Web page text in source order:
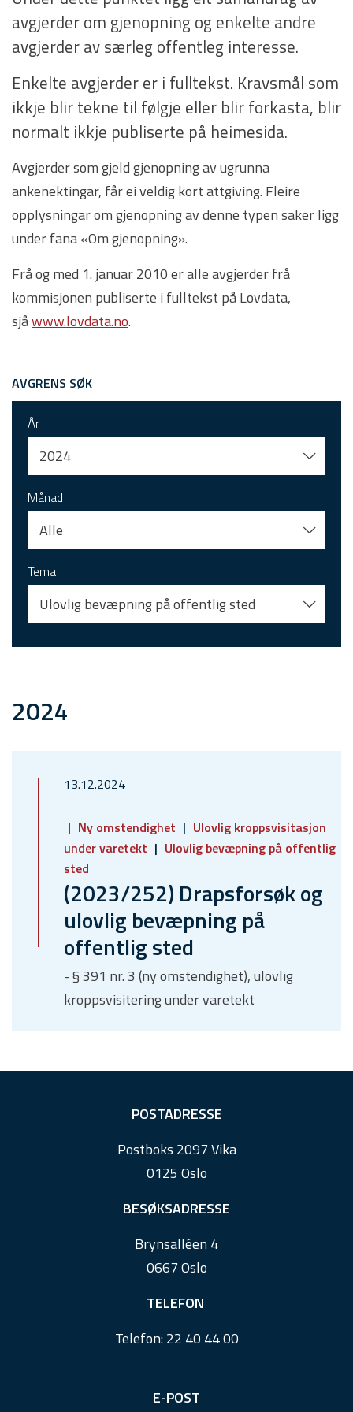
avgjerder om gjenopning og enkelte andre
avgjerder av særleg offentleg interesse.
Enkelte avgjerder er i fulltekst. Kravsmål som
ikkje blir tekne til følgje eller blir forkasta, blir
normalt ikkje publiserte på heimesida.
Avgjerder som gjeld gjenopning av ugrunna
ankenektingar, får ei veldig kort attgiving. Fleire
opplysningar om gjenopning av denne typen saker ligg
under fana «Om gjenopning».
Frå og med 1. januar 2010 er alle avgjerder frå
kommisjonen publiserte i fulltekst på Lovdata,
sjåwww.lovdata.no.
AVGRENS SØK
År
2024
Månad
Alle
Tema
Ulovlig bevæpning på offentlig sted
2024
13.12.2024
Ny omstendighet
Ulovlig kroppsvisitasjon
under varetekt
Ulovlig bevæpning på offentlig
sted
(2023/252) Drapsforsøk og
ulovlig bevæpning på
offentlig sted
- § 391 nr. 3 (ny omstendighet), ulovlig
kroppsvisitering under varetekt
POSTADRESSE
Postboks 2097 Vika
0125 Oslo
BESØKSADRESSE
Brynsalléen 4
0667 Oslo
TELEFON
Telefon:22 40 44 00
E-POST